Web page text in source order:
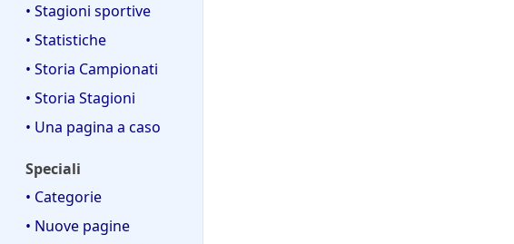
• Stagioni sportive
• Statistiche
• Storia Campionati
• Storia Stagioni
• Una pagina a caso
Speciali
• Categorie
• Nuove pagine